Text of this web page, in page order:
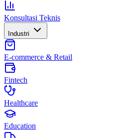
Konsultasi Teknis
Industri
E-commerce & Retail
Fintech
Healthcare
Education